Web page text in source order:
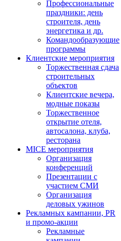
Профессиональные
праздники: день
строителя, день
энергетика и др.
Командообразующие
программы
Клиентские мероприятия
Торжественная сдача
строительных
объектов
Клиентские вечера,
модные показы
Торжественное
открытие отеля,
автосалона, клуба,
ресторана
MICE мероприятия
Организация
конференций
Презентации с
участием СМИ
Организация
деловых ужинов
Рекламных кампании, PR
и промо-акции
Рекламные